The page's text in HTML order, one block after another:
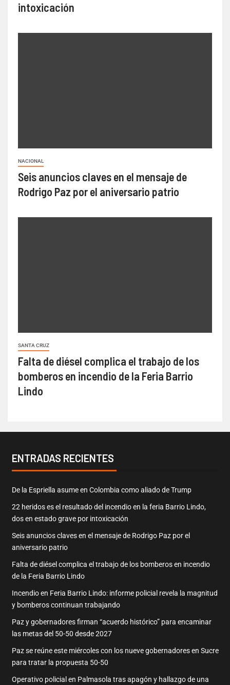
intoxicación
NACIONAL
Seis anuncios claves en el mensaje de
Rodrigo Paz por el aniversario patrio
SANTA CRUZ
Falta de diésel complica el trabajo de los
bomberos en incendio de la Feria Barrio
Lindo
ENTRADAS RECIENTES
De la Espriella asume en Colombia como aliado de Trump
22 heridos es el resultado del incendio en la feria Barrio Lindo,
dos en estado grave por intoxicación
Seis anuncios claves en el mensaje de Rodrigo Paz por el
aniversario patrio
Falta de diésel complica el trabajo de los bomberos en incendio
de la Feria Barrio Lindo
Incendio en Feria Barrio Lindo: informe policial revela la magnitud
y bomberos continuan trabajando
Paz y gobernadores firman “acuerdo histórico” para encaminar
las metas del 50-50 desde 2027
Paz se reúne este miércoles con los nueve gobernadores en Sucre
para tratar la propuesta 50-50
Operativo policial en Palmasola tras apagón y hallazgo de una